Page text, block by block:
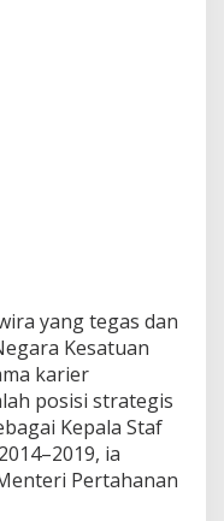
yang tegas dan
Kesatuan
karier
posisi strategis
Kepala Staf
ia
Pertahanan